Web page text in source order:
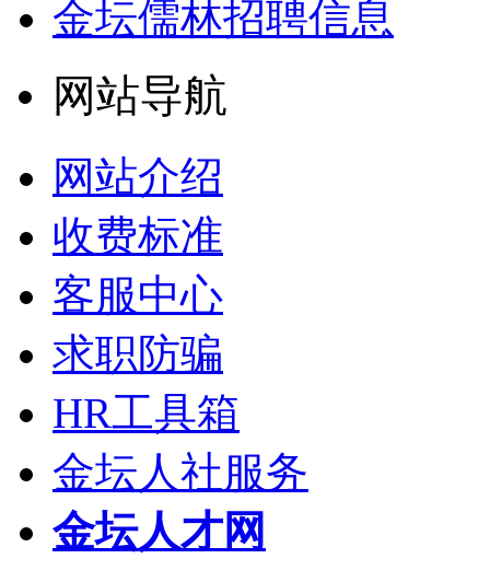
金坛儒林招聘信息
网站导航
网站介绍
收费标准
客服中心
求职防骗
HR工具箱
金坛人社服务
金坛人才网